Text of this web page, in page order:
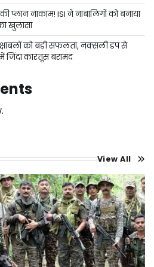
नाकाम! ISI ने नाबालिगों को बनाया
खुलासा
को बड़ी सफलता, नक्सली डंप से
जिंदा कारतूस बरामद
View All